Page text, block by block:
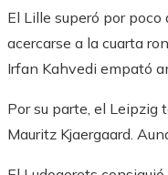
El Lille superó por
acercarse a la cuarta
Irfan Kahvedi empató
Por su parte, el
Mauritz Kjaergaard.